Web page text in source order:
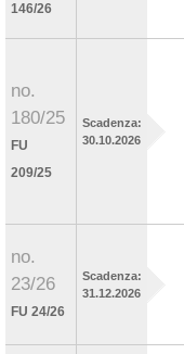
146/26
no.
180/25
FU
209/25
Scadenza:
30.10.2026
no.
23/26
FU 24/26
Scadenza:
31.12.2026